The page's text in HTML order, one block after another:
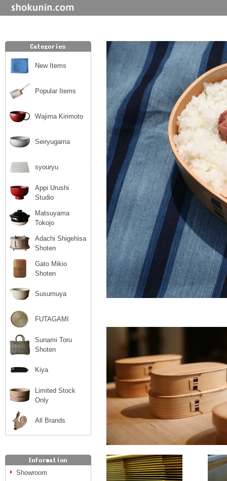
New Items
Popular Items
Wajima Kirimoto
Seiryugama
syouryu
Appi Urushi
Studio
Matsuyama
Tokojo
Adachi Shigehisa
Shoten
Gato Mikio
Shoten
Susumuya
FUTAGAMI
Sunami Toru
Shoten
Kiya
Limited Stock
Only
All Brands
Showroom